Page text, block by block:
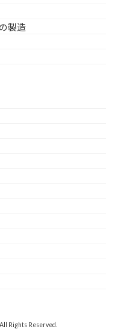
製造
Rights Reserved.